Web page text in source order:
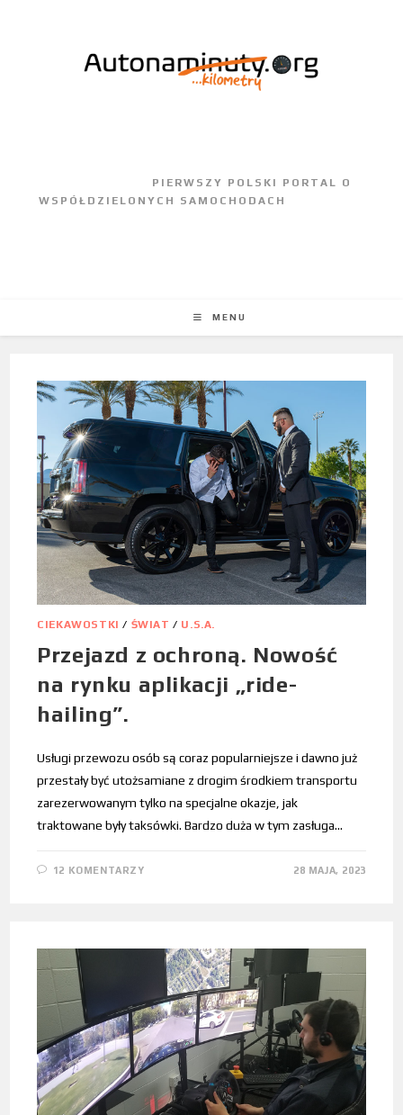
MENU
CIEKAWOSTKI / ŚWIAT / U.S.A.
Przejazd z ochroną. Nowość
na rynku aplikacji „ride-
hailing”.
Usługi przewozu osób są coraz popularniejsze i dawno już
przestały być utożsamiane z drogim środkiem transportu
zarezerwowanym tylko na specjalne okazje, jak
traktowane były taksówki. Bardzo duża w tym zasługa…
12 KOMENTARZY 28 MAJA, 2023